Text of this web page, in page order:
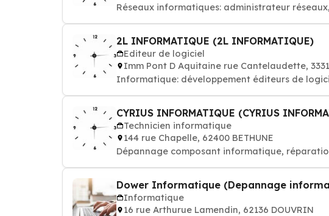
Réseaux informatiques: administrateur
2L INFORMATIQUE (2L INFORMATIQUE)
Editeur de logiciel
Imm Pont D Aquitaine rue Cantelaudette,
Informatique: développement éditeurs de
CYRIUS INFORMATIQUE (CYRIUS
Technicien informatique
144 rue Chapelle, 62400 BETHUNE
Dépannage composant informatique,
Dower Informatique (Depannage
Informatique
16 rue Arthurue Lamendin, 62136 DOUVRIN